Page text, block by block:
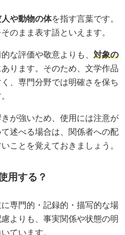
や動物の体を指す言葉です。
のまま表す語といえます。
な評価や敬意よりも、 対象の
あります。そのため、文学作品
、専門分野では明確さを保ち
が強いため、使用には注意が
述べる場合は、関係者への配
ことを覚えておきましょう。
用する？
専門的・記録的・描写的な場
よりも、事実関係や状態の明
ています。